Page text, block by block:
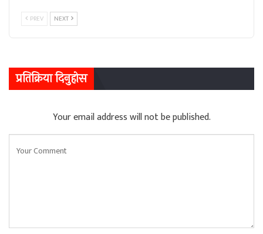
PREV NEXT
प्रतिक्रिया दिनुहोस
Your email address will not be published.